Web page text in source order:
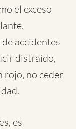
el exceso
de accidentes
distraído,
rojo, no ceder
es